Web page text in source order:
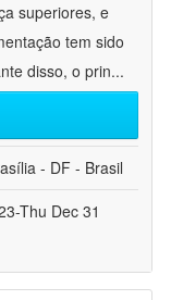
superiores, e
tem sido
disso, o prin...
- DF - Brasil
Thu Dec 31